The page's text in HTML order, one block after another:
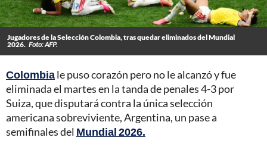
Jugadores de la Selección Colombia, tras quedar eliminados del Mundial
2026. Foto: AFP.
Colombiale puso corazón pero no le alcanzó y fue
eliminada el martes en la tanda de penales 4-3 por
Suiza, que disputará contra la única selección
americana sobreviviente, Argentina, un pase a
semifinales del Mundial 2026.